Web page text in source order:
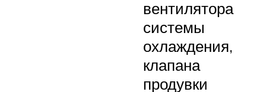
вентилятора
системы
охлаждения,
клапана
продувки